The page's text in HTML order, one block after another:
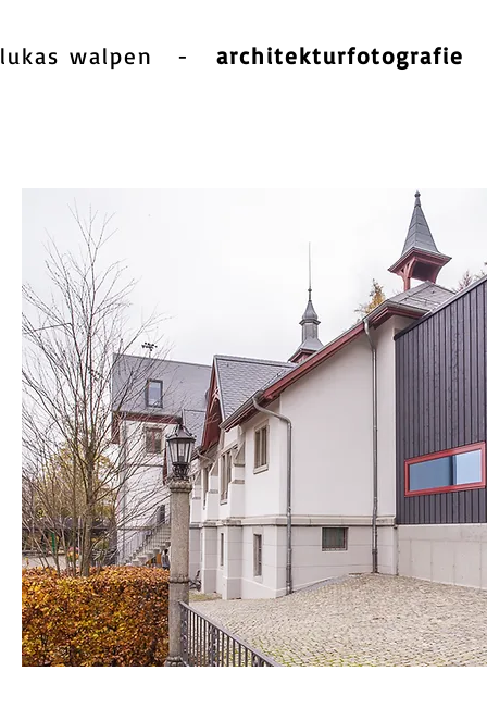
lukas walpen - architekturfotografie